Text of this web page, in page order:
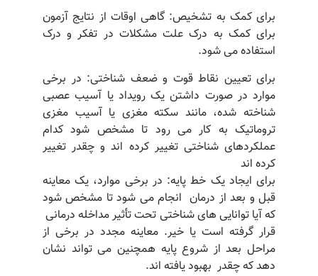
برای کمک به تشخیص: گاهی اوقات از نتایج آزمون
برای کمک به درک علت مشکلات در تفکر و درک
استفاده می شود.
برای تعیین نقاط قوت و ضعف شناختی: در برخی
موارد در صورت داشتن یک رویداد یا آسیب عصبی
شناخته شده، مانند سکته مغزی یا آسیب مغزی
تروماتیک به کار می رود تا مشخص شود کدام
عملکردهای شناختی تغییر کرده اند و چقدر تغییر
کرده اند
برای ایجاد یک خط پایه: در برخی موارد، یک معاینه
قبل و بعد از درمان انجام می شود تا مشخص شود
که آیا توانایی های شناختی تحت تأثیر مداخله درمانی
قرار گرفته است یا خیر. معاینه مجدد در برخی از
مراحل بعد از شروع پایه همچنین می تواند نشان
دهد که چقدر بهبود یافته اند.